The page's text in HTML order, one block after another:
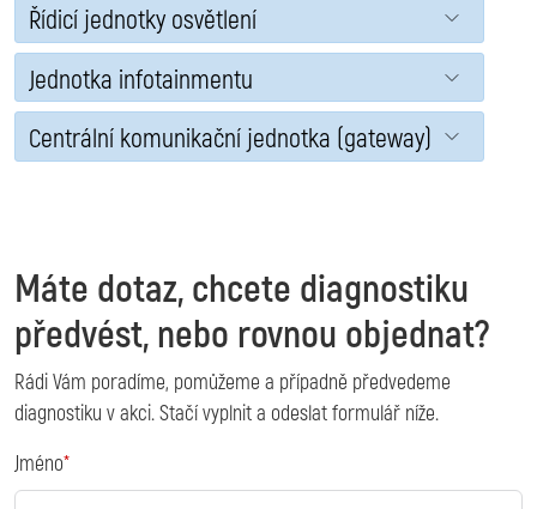
Řídicí jednotky osvětlení
Jednotka infotainmentu
Centrální komunikační jednotka (gateway)
Máte dotaz, chcete diagnostiku
předvést, nebo rovnou objednat?
Rádi Vám poradíme, pomůžeme a případně předvedeme
diagnostiku v akci. Stačí vyplnit a odeslat formulář níže.
Jméno